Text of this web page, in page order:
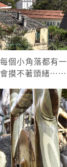
每個小角落都有
會摸不著頭緒⋯⋯